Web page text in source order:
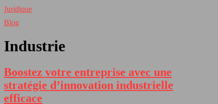
Juridique
Blog
Industrie
Boostez votre entreprise avec une
stratégie d’innovation industrielle
efficace